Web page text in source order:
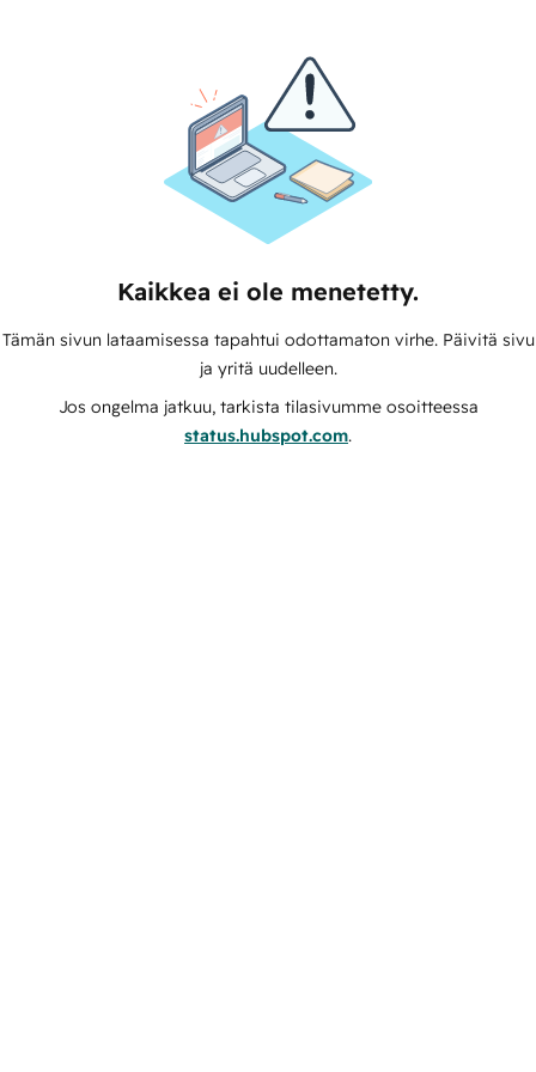
Kaikkea ei ole menetetty.
Tämän sivun lataamisessa tapahtui odottamaton virhe. Päivitä sivu
ja yritä uudelleen.
Jos ongelma jatkuu, tarkista tilasivumme osoitteessa
status.hubspot.com.